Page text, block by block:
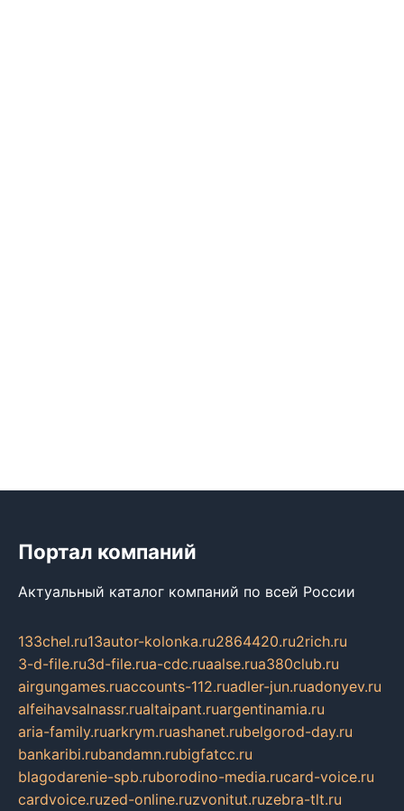
Портал компаний
Актуальный каталог компаний по всей России
133chel.ru13autor-kolonka.ru2864420.ru2rich.ru
3-d-file.ru3d-file.rua-cdc.ruaalse.rua380club.ru
airgungames.ruaccounts-112.ruadler-jun.ruadonyev.ru
alfeihavsalnassr.rualtaipant.ruargentinamia.ru
aria-family.ruarkrym.ruashanet.rubelgorod-day.ru
bankaribi.rubandamn.rubigfatcc.ru
blagodarenie-spb.ruborodino-media.rucard-voice.ru
cardvoice.ruzed-online.ruzvonitut.ruzebra-tlt.ru